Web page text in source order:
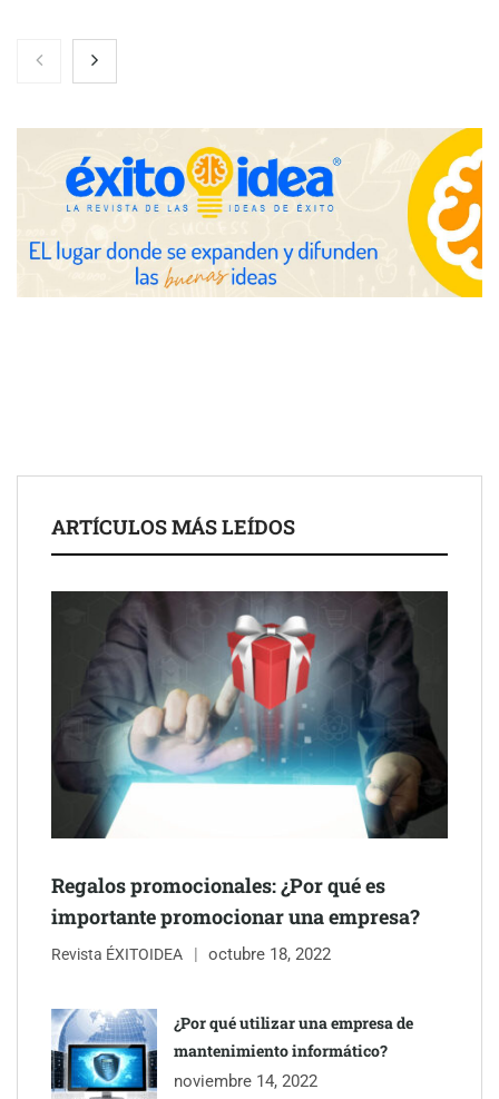
Nicols presenta seis modelos de anillos de compromiso para el
eclipse solar del 12 de agosto
Zoomex mejora su Strategy Center con herramientas
avanzadas para trading estratégico
COMPALISS de LYSOTRIC: cuando un solo producto multiplica
las posibilidades del salón profesional
Schaeffler mejora su rentabilidad en el primer semestre de 2026
NOVA: innovación y diseño que transforman espacios de la
mano de Tormo Franquicias
ARTÍCULOS MÁS LEÍDOS
Regalos promocionales: ¿Por qué es
importante promocionar una empresa?
Revista ÉXITOIDEA octubre 18, 2022
¿Por qué utilizar una empresa de
mantenimiento informático?
noviembre 14, 2022